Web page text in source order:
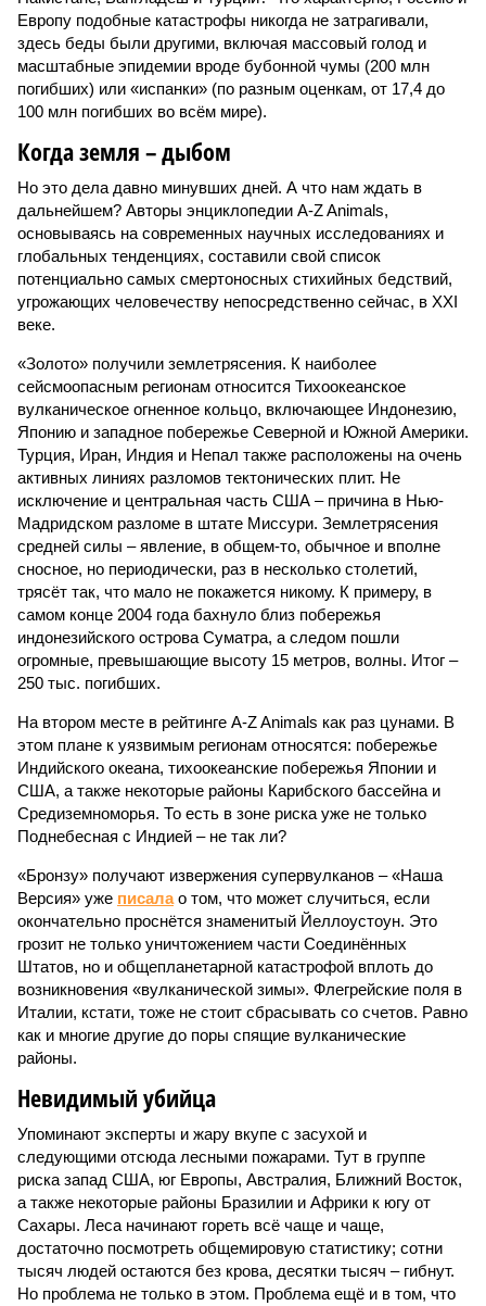
Европу подобные катастрофы никогда не затрагивали,
здесь беды были другими, включая массовый голод и
масштабные эпидемии вроде бубонной чумы (200 млн
погибших) или «испанки» (по разным оценкам, от 17,4 до
100 млн погибших во всём мире).
Когда земля – дыбом
Но это дела давно минувших дней. А что нам ждать в
дальнейшем? Авторы энциклопедии A-Z Animals,
основываясь на современных научных исследованиях и
глобальных тенденциях, составили свой список
потенциально самых смертоносных стихийных бедствий,
угрожающих человечеству непосредственно сейчас, в XXI
веке.
«Золото» получили землетрясения. К наиболее
сейсмоопасным регионам относится Тихоокеанское
вулканическое огненное кольцо, включающее Индонезию,
Японию и западное побережье Северной и Южной Америки.
Турция, Иран, Индия и Непал также расположены на очень
активных линиях разломов тектонических плит. Не
исключение и центральная часть США – причина в Нью-
Мадридском разломе в штате Миссури. Землетрясения
средней силы – явление, в общем-то, обычное и вполне
сносное, но периодически, раз в несколько столетий,
трясёт так, что мало не покажется никому. К примеру, в
самом конце 2004 года бахнуло близ побережья
индонезийского острова Суматра, а следом пошли
огромные, превышающие высоту 15 метров, волны. Итог –
250 тыс. погибших.
На втором месте в рейтинге A-Z Animals как раз цунами. В
этом плане к уязвимым регионам относятся: побережье
Индийского океана, тихо­океанские побережья Японии и
США, а также некоторые районы Карибского бассейна и
Средиземноморья. То есть в зоне риска уже не только
Поднебесная с Индией – не так ли?
«Бронзу» получают извержения супервулканов – «Наша
Версия» уже писалао том, что может случиться, если
окончательно проснётся знаменитый Йеллоустоун. Это
грозит не только уничтожением части Соединённых
Штатов, но и общепланетарной катастрофой вплоть до
возникновения «вулканической зимы». Флегрейские поля в
Италии, кстати, тоже не стоит сбрасывать со счетов. Равно
как и многие другие до поры спящие вулканические
районы.
Невидимый убийца
Упоминают эксперты и жару вкупе с засухой и
следующими отсюда лесными пожарами. Тут в группе
риска запад США, юг Европы, Австралия, Ближний Восток,
а также некоторые районы Бразилии и Африки к югу от
Сахары. Леса начинают гореть всё чаще и чаще,
достаточно посмотреть общемировую статистику; сотни
тысяч людей остаются без крова, десятки тысяч – гибнут.
Но проблема не только в этом. Проблема ещё и в том, что